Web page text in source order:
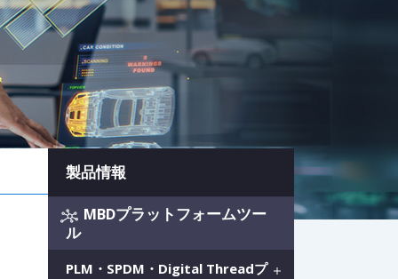
製品情報
MBDプラットフォームツー
ル
PLM・SPDM・Digital Threadプ